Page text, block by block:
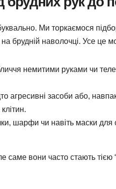
Ми торкаємося
брудній наволочці. Усе це
немитими руками чи
агресивні засоби або,
шарфи чи навіть маски для
саме вони часто стають тією